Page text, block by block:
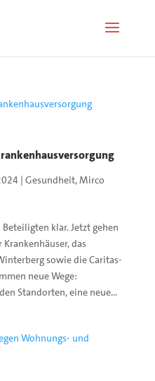
| Gesundheit,Mirco
klar. Jetzt gehen
das
sowie die Caritas-
neue Wege:
Standorten, eine neue...